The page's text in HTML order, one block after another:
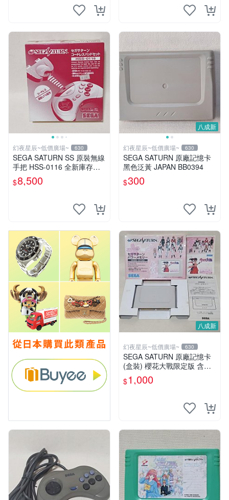
幻夜星辰~低價廣場~ 630
SEGA SATURN SS 原裝無線
手把 HSS-0116 全新庫存品
$8,500
八成新
幻夜星辰~低價廣場~ 630
SEGA SATURN 原廠記憶卡
黑色泛黃 JAPAN BB0394
$300
八成新
幻夜星辰~低價廣場~ 630
SEGA SATURN 原廠記憶卡
(盒裝) 櫻花大戰限定版 含手
冊 JAPAN 美品 BB0331
$1,000